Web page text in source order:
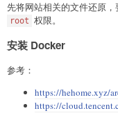
先将网站相关的文件还原，
root 权限。
安装 Docker
参考：
https://hehome.xyz/
https://